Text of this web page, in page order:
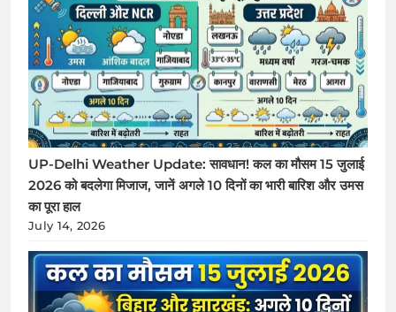
UP-Delhi Weather Update: सावधान! कल का मौसम 15 जुलाई
2026 को बदलेगा मिजाज, जानें अगले 10 दिनों का भारी बारिश और उमस
का पूरा हाल
July 14, 2026